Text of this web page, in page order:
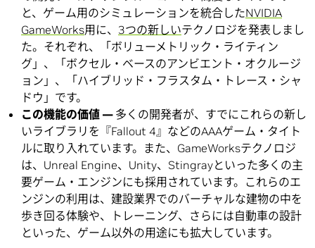
と、ゲーム用のシミュレーションを統合したNVIDIA
GameWorks用に、 3つの新しいテクノロジを発表しまし
た。それぞれ、「ボリューメトリック・ライティン
グ」、「ボクセル・ベースのアンビエント・オクルージ
ョン」、「ハイブリッド・フラスタム・トレース・シャ
ドウ」です。
この機能の価値 —多くの開発者が、すでにこれらの新し
いライブラリを『Fallout 4』などのAAAゲーム・タイト
ルに取り入れています。また、GameWorksテクノロジ
は、Unreal Engine、Unity、Stingrayといった多くの主
要ゲーム・エンジンにも採用されています。これらのエ
ンジンの利用は、建設業界でのバーチャルな建物の中を
歩き回る体験や、トレーニング、さらには自動車の設計
といった、ゲーム以外の用途にも拡大しています。